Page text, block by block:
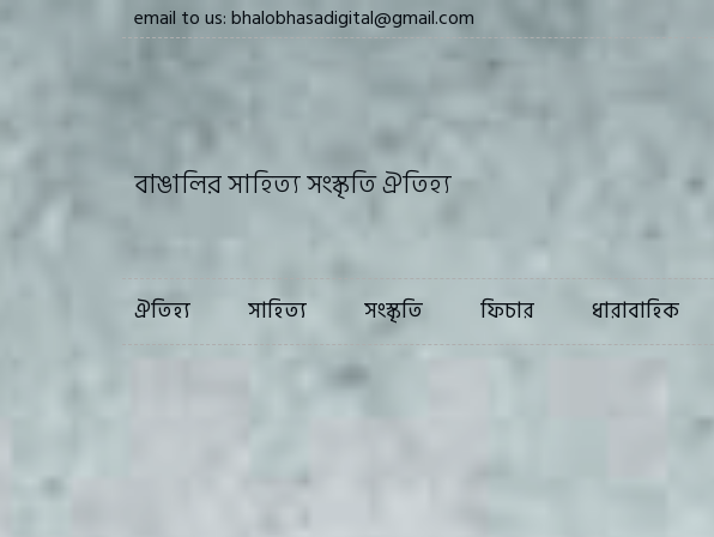
ঐতিহ্য সাহিত্য সংস্কৃতি
email to us: bhalobhasadigital@gmail.com
বাঙালির সাহিত্য সংস্কৃতি ঐতিহ্য
ঐতিহ্য সাহিত্য সংস্কৃতি ফিচার ধারাবাহিক